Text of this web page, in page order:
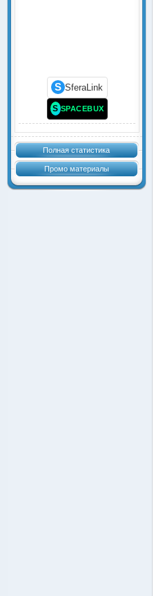
S SferaLink
S SPACEBUX
Полная статистика
Промо материалы